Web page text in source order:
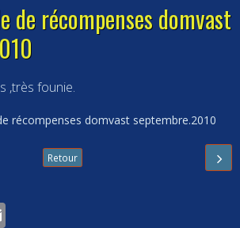
de récompenses domvast
,très founie.
Retour